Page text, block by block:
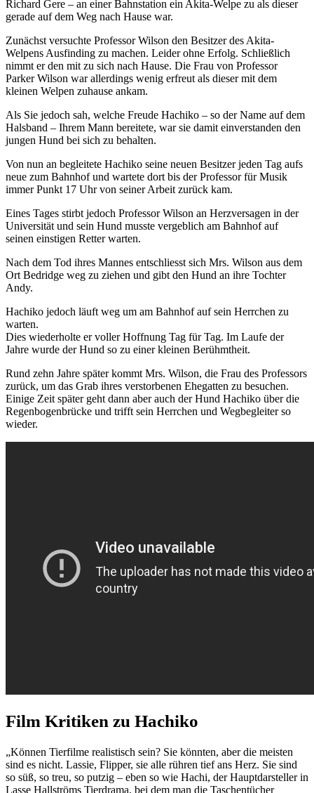
Richard Gere – an einer Bahnstation ein Akita-Welpe zu als dieser
gerade auf dem Weg nach Hause war.
Zunächst versuchte Professor Wilson den Besitzer des Akita-
Welpens Ausfinding zu machen. Leider ohne Erfolg. Schließlich
nimmt er den mit zu sich nach Hause. Die Frau von Professor
Parker Wilson war allerdings wenig erfreut als dieser mit dem
kleinen Welpen zuhause ankam.
Als Sie jedoch sah, welche Freude Hachiko – so der Name auf dem
Halsband – Ihrem Mann bereitete, war sie damit einverstanden den
jungen Hund bei sich zu behalten.
Von nun an begleitete Hachiko seine neuen Besitzer jeden Tag aufs
neue zum Bahnhof und wartete dort bis der Professor für Musik
immer Punkt 17 Uhr von seiner Arbeit zurück kam.
Eines Tages stirbt jedoch Professor Wilson an Herzversagen in der
Universität und sein Hund musste vergeblich am Bahnhof auf
seinen einstigen Retter warten.
Nach dem Tod ihres Mannes entschliesst sich Mrs. Wilson aus dem
Ort Bedridge weg zu ziehen und gibt den Hund an ihre Tochter
Andy.
Hachiko jedoch läuft weg um am Bahnhof auf sein Herrchen zu
warten.
Dies wiederholte er voller Hoffnung Tag für Tag. Im Laufe der
Jahre wurde der Hund so zu einer kleinen Berühmtheit.
Rund zehn Jahre später kommt Mrs. Wilson, die Frau des Professors
zurück, um das Grab ihres verstorbenen Ehegatten zu besuchen.
Einige Zeit später geht dann aber auch der Hund Hachiko über die
Regenbogenbrücke und trifft sein Herrchen und Wegbegleiter so
wieder.
Film Kritiken zu Hachiko
„Können Tierfilme realistisch sein? Sie könnten, aber die meisten
sind es nicht. Lassie, Flipper, sie alle rühren tief ans Herz. Sie sind
so süß, so treu, so putzig – eben so wie Hachi, der Hauptdarsteller in
Lasse Hallströms Tierdrama, bei dem man die Taschentücher